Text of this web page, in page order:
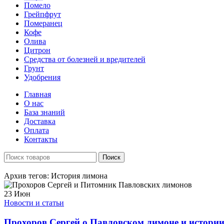
Помело
Грейпфрут
Померанец
Кофе
Олива
Цитрон
Средства от болезней и вредителей
Грунт
Удобрения
Главная
О нас
База знаний
Доставка
Оплата
Контакты
Поиск
Архив тегов: История лимона
23 Июн
Новости и статьи